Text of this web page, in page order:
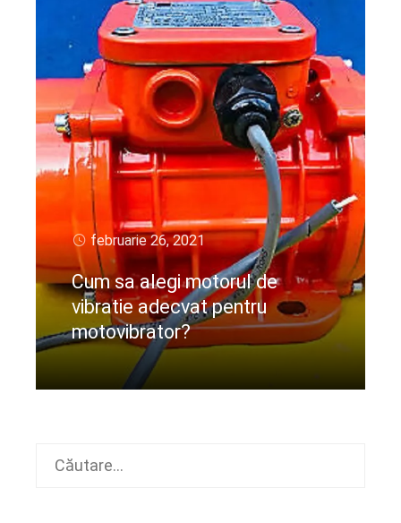
februarie 26, 2021
Cum sa alegi motorul de
vibratie adecvat pentru
motovibrator?
CIteste mai departe
Caută